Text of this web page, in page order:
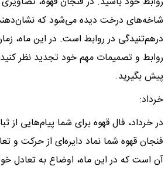
شاخه‌های درخت دیده می‌شود که
درهم‌تنیدگی در روابط است. در این ماه،
روابط و تصمیمات مهم خود تجدید نظر
پیش بگیرید.
خرداد:
در خرداد، فال قهوه برای شما پیام‌هایی از
فنجان قهوه شما نماد دایره‌ای از حرکت و
آن است که در این ماه، اوضاع به تعادل